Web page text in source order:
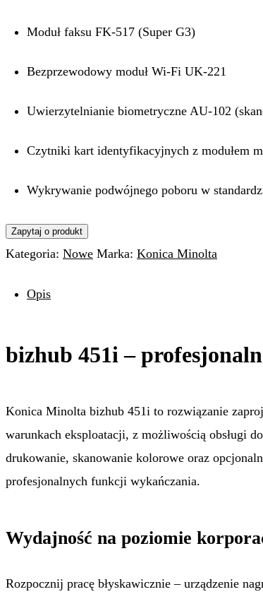
Moduł faksu FK-517 (Super G3)
Bezprzewodowy moduł Wi-Fi UK-221
Uwierzytelnianie biometryczne AU-102
Czytniki kart identyfikacyjnych z modułem
Wykrywanie podwójnego poboru w
Kategoria: Nowe Marka: Konica Minolta
Opis
bizhub 451i –
Konica Minolta bizhub 451i to rozwiązanie
warunkach eksploatacji, z możliwością obsługi
drukowanie, skanowanie kolorowe oraz
profesjonalnych funkcji wykańczania.
Wydajność na poziomie
Rozpocznij pracę błyskawicznie – urządzenie